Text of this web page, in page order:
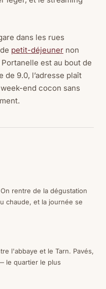
dans les rues
petit-déjeuner non
est au bout de
de 9.0, l’adresse plaît
end cocon sans
rentre de la dégustation
chaude, et la journée se
l'abbaye et le Tarn. Pavés,
le quartier le plus